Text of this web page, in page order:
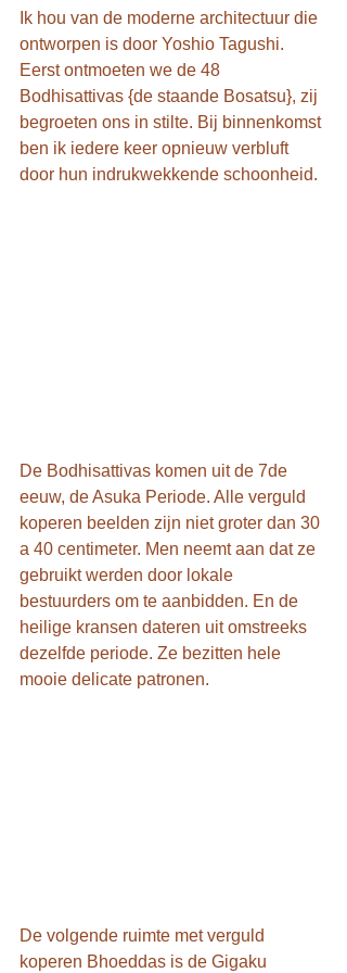
Ik hou van de moderne architectuur die
ontworpen is door Yoshio Tagushi.
Eerst ontmoeten we de 48
Bodhisattivas {de staande Bosatsu}, zij
begroeten ons in stilte. Bij binnenkomst
ben ik iedere keer opnieuw verbluft
door hun indrukwekkende schoonheid.
De Bodhisattivas komen uit de 7de
eeuw, de Asuka Periode. Alle verguld
koperen beelden zijn niet groter dan 30
a 40 centimeter. Men neemt aan dat ze
gebruikt werden door lokale
bestuurders om te aanbidden. En de
heilige kransen dateren uit omstreeks
dezelfde periode. Ze bezitten hele
mooie delicate patronen.
De volgende ruimte met verguld
koperen Bhoeddas is de Gigaku